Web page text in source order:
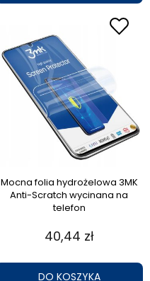
Mocna folia hydrożelowa 3MK
Anti-Scratch wycinana na
telefon
40,44 zł
DO KOSZYKA